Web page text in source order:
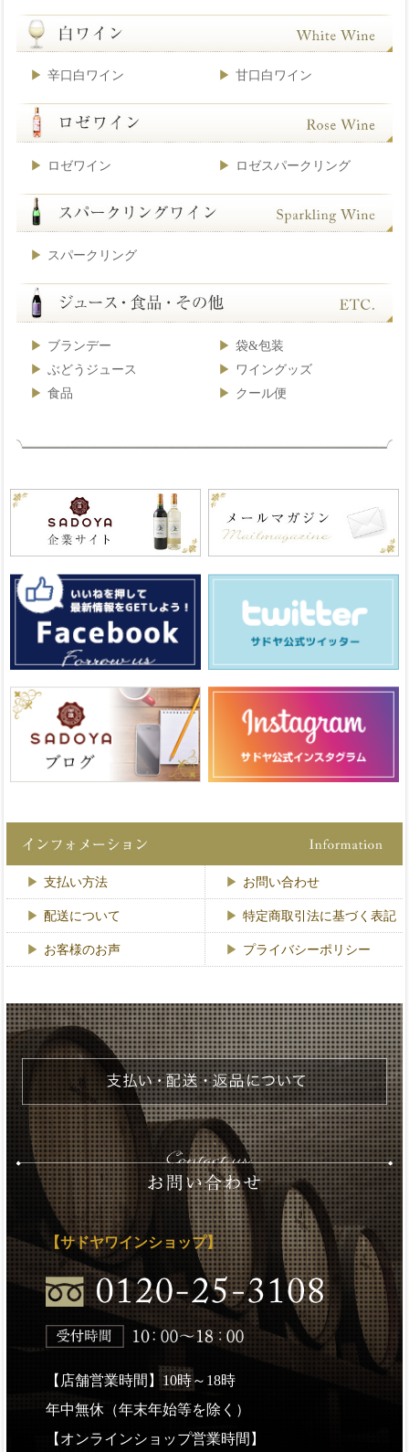
辛口白ワイン 甘口白ワイン
ロゼワイン ロゼスパークリング
スパークリング
ブランデー
袋&包装
ぶどうジュース
ワイングッズ
食品
クール便
支払い方法 お問い合わせ
配送について 特定商取引法に基づく表記
お客様のお声 プライバシーポリシー
【サドヤワインショップ】
【店舗営業時間】10時～18時
年中無休（年末年始等を除く）
【オンラインショップ営業時間】